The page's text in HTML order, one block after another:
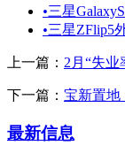
•三星
•三星ZFlip5
上一篇： 2月“失
下一篇： 宝新置地
最新信息